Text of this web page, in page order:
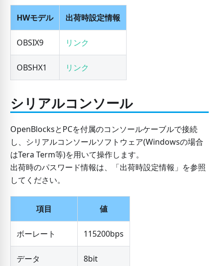
HWモデル 出荷時設定情報
OBSIX9 リンク
OBSHX1 リンク
シリアルコンソール
OpenBlocksとPCを付属のコンソールケーブルで接続
し、シリアルコンソールソフトウェア(Windowsの場合
はTera Term等)を用いて操作します。
出荷時のパスワード情報は、「出荷時設定情報」を参照
してください。
項目 値
ボーレート 115200bps
データ 8bit